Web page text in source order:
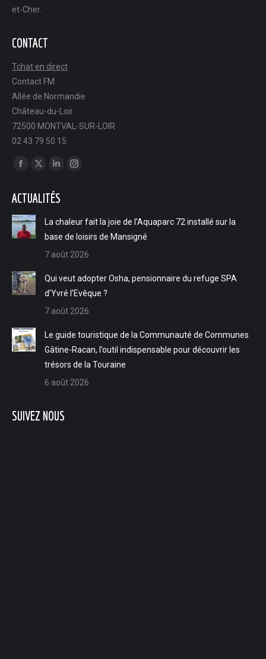
et-Cher.
CONTACT
Tchat en direct
Contact FM
Allée de Normandie
Château-du-Loir
72500 MONTVAL-SUR-LOIR
02 43 79 50 15
Trouvez nous sur :
Facebook
opens
in
new
X
opens
new
LinkedIn
opens
in
new
Instagram
new
ACTUALITÉS
La chaleur fait la joie de l’Aquaparc 72 installé sur la
base de loisirs de Mansigné
7 août 2026
Qui veut adopter Osha, pensionnaire du refuge SPA
d’Yvré l’Evêque ?
7 août 2026
Le guide touristique de la Communauté de Communes
Gâtine-Racan, l’outil indispensable pour découvrir les
trésors de la Touraine
6 août 2026
SUIVEZ NOUS